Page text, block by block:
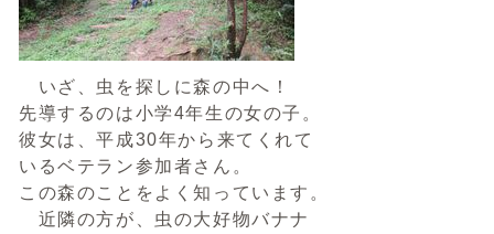
いざ、虫を探しに森の中へ！
先導するのは小学4年生の女の子。
彼女は、平成30年から来てくれて
いるベテラン参加者さん。
この森のことをよく知っています。
近隣の方が、虫の大好物バナナ